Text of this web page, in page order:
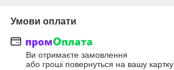
Умови оплати
Ви отримаєте замовлення
або гроші повернуться на вашу картку